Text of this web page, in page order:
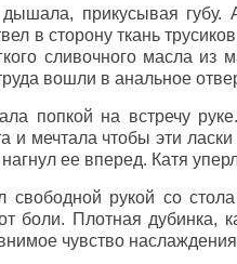
прикусывая губу.
в сторону ткань
сливочного масла из
вошли в анальное
попкой на встречу
и мечтала чтобы эти
ее вперед. Катя
свободной рукой со
боли. Плотная дубинка,
чувство